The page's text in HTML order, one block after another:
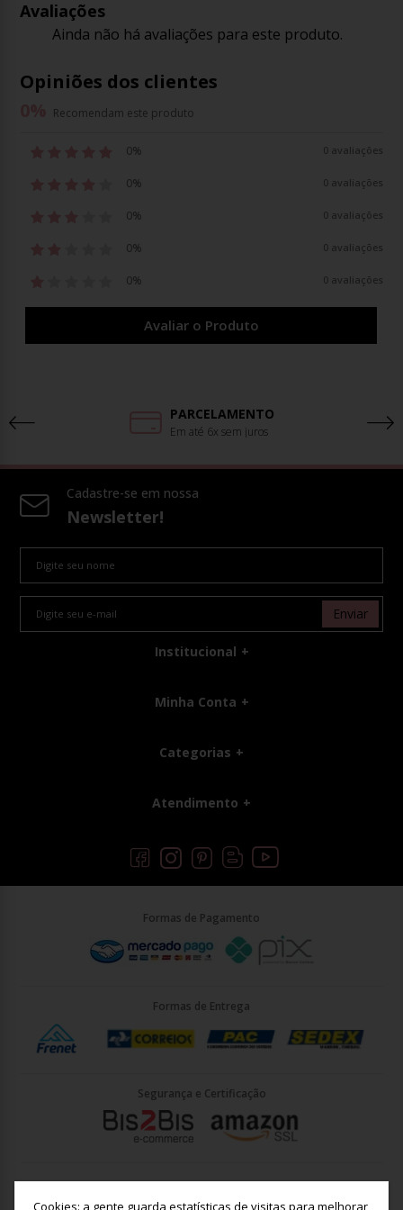
Cookies: a gente guarda estatísticas de visitas para melhorar
Avaliações
Ainda não há avaliações para este produto.
Opiniões dos clientes
Recomendam este produto
0% 0 avaliações
0% 0 avaliações
0% 0 avaliações
0% 0 avaliações
0% 0 avaliações
Avaliar o Produto
PARCELAMENTO
Em até 6x sem juros
Cadastre-se em nossa
Newsletter!
Enviar
Institucional
Minha Conta
Categorias
Atendimento
Formas de Pagamento
Formas de Entrega
Segurança e Certificação
João José Rodrigues 21, Jundiaí - SP - CEP: 13201-001